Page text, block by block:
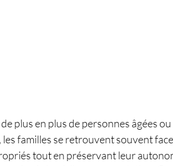
plus en plus de personnes âgées
les familles se retrouvent souvent
tout en préservant leur